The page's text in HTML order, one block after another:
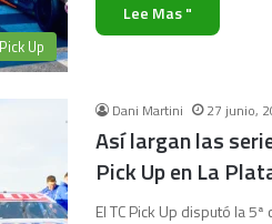
Up
Lee Mas "
Dani Martini 27 junio,
Así largan las
Pick Up en La
El TC Pick Up disputó la